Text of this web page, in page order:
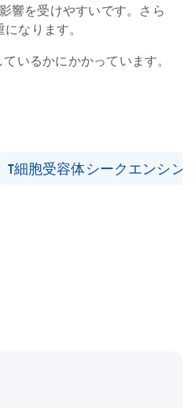
響を受けやすいです。さら
なります。
いるかにかかっています。
T細胞受容体シークエンシン